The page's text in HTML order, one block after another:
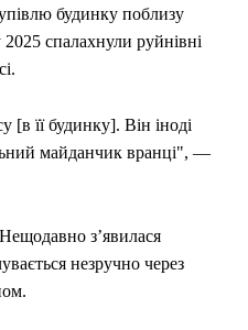
будинку поблизу
спалахнули руйнівні
її будинку]. Він іноді
майданчик вранці", —
з’явилася
незручно через